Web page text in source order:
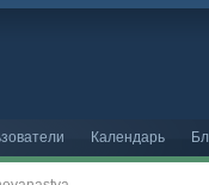
Календарь